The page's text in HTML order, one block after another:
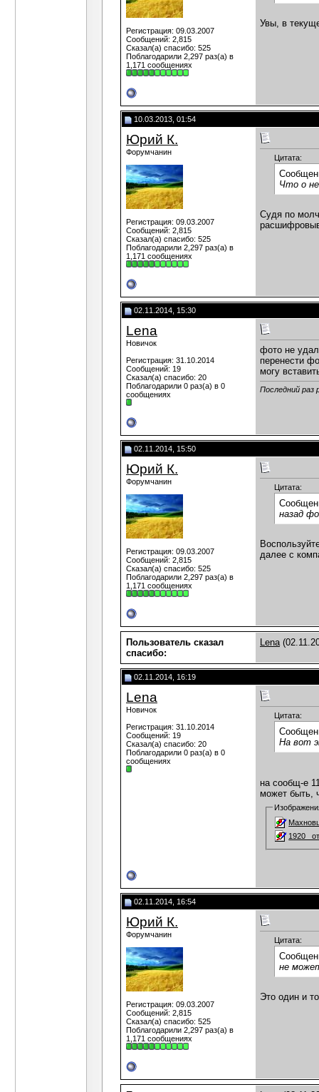
Регистрация: 09.03.2007
Сообщений: 2,815
Сказал(а) спасибо: 525
Поблагодарили 2,297 раз(а) в
1,171 сообщениях
Увы, в
10.03.2013, 01:54
Юрий К.
Форумчанин
Регистрация: 09.03.2007
Сообщений: 2,815
Сказал(а) спасибо: 525
Поблагодарили 2,297 раз(а) в
1,171 сообщениях
Цитата:
Что о
Судя по
02.11.2014, 15:30
Lena
Новичок
Регистрация: 31.10.2014
Сообщений: 19
Сказал(а) спасибо: 20
Поблагодарили 0 раз(а) в 0
сообщениях
фото не
перенести
могу
Последний раз
02.11.2014, 15:50
Юрий К.
Форумчанин
Регистрация: 09.03.2007
Сообщений: 2,815
Сказал(а) спасибо: 525
Поблагодарили 2,297 раз(а) в
1,171 сообщениях
Цитата:
назад
далее с
Пользователь сказал
cпасибо:
Lena
02.11.2014, 16:19
Lena
Новичок
Регистрация: 31.10.2014
Сообщений: 19
Сказал(а) спасибо: 20
Поблагодарили 0 раз(а) в 0
сообщениях
Цитата:
На вот
на сообщ-е
может быть,
1920_
02.11.2014, 16:54
Юрий К.
Форумчанин
Регистрация: 09.03.2007
Сообщений: 2,815
Сказал(а) спасибо: 525
Поблагодарили 2,297 раз(а) в
1,171 сообщениях
Цитата:
не
Это один и